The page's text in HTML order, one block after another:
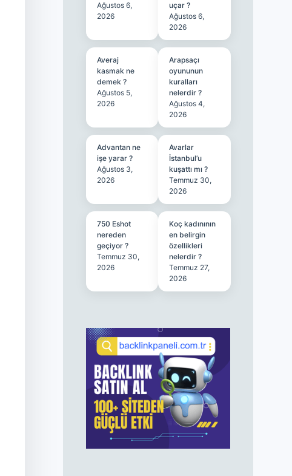
Ağustos 6,
2026
uçar ?
Ağustos 6,
2026
Averaj
kasmak ne
demek ?
Ağustos 5,
2026
Arapsaçı
oyununun
kuralları
nelerdir ?
Ağustos 4,
2026
Advantan ne
işe yarar ?
Ağustos 3,
2026
Avarlar
İstanbul’u
kuşattı mı ?
Temmuz 30,
2026
750 Eshot
nereden
geçiyor ?
Temmuz 30,
2026
Koç kadınının
en belirgin
özellikleri
nelerdir ?
Temmuz 27,
2026